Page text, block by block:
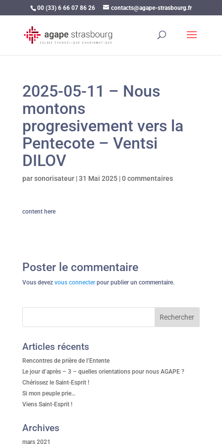
00 (33) 6 66 07 86 26 contacts@agape-strasbourg.fr
2025-05-11 – Nous
montons
progresivement vers la
Pentecote – Ventsi
DILOV
parsonorisateur|31 Mai 2025|0 commentaires
content here
Poster le commentaire
Vous devez vous connecterpour publier un commentaire.
Articles récents
Rencontres de prière de l’Entente
Le jour d’après – 3 – quelles orientations pour nous AGAPE ?
Chérissez le Saint-Esprit !
Si mon peuple prie…
Viens Saint-Esprit !
Archives
mars 2021